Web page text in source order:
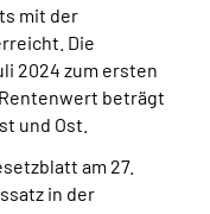
mit der
Die
2024 zum ersten
beträgt
und Ost.
am 27.
in der